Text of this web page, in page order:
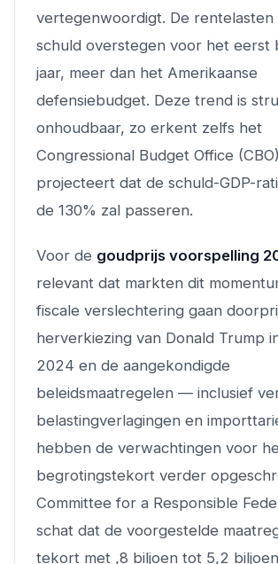
vertegenwoordigt. De rentelasten
schuld overstegen voor het eerst
jaar, meer dan het Amerikaanse
defensiebudget. Deze trend is
onhoudbaar, zo erkent zelfs het
Congressional Budget Office
projecteert dat de schuld-GDP-
de 130% zal passeren.
Voor de goudprijs voorspelling
relevant dat markten dit
fiscale verslechtering gaan
herverkiezing van Donald Trump
2024 en de aangekondigde
beleidsmaatregelen — inclusief
belastingverlagingen en
hebben de verwachtingen voor
begrotingstekort verder
Committee for a Responsible
schat dat de voorgestelde
tekort met ,8 biljoen tot 5,2